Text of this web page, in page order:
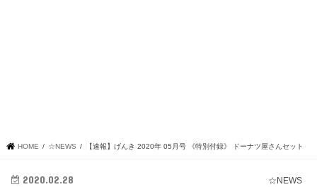
HOME ☆NEWS 【速報】げんき 2020年 05月号 《特別付録》 ドーナツ屋さんセット
☆NEWS
2020.02.28